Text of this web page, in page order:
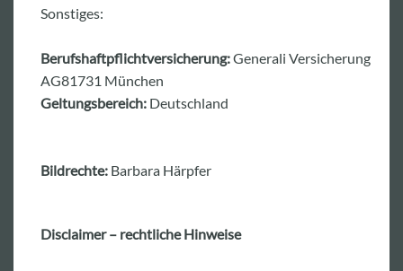
Sonstiges:
Berufshaftpflichtversicherung:Generali Versicherung
AG81731 München
Geltungsbereich: Deutschland
Bildrechte: Barbara Härpfer
Disclaimer – rechtliche Hinweise